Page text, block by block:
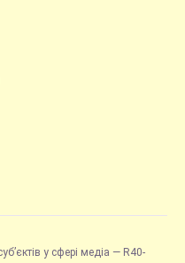
у сфері медіа — R40-